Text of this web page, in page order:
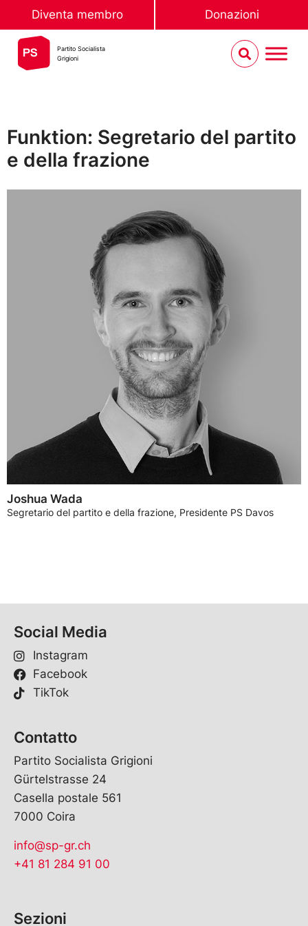
Diventa membro Donazioni
Partito Socialista
Grigioni
Funktion: Segretario del partito
e della frazione
Joshua Wada
Segretario del partito e della frazione, Presidente PS Davos
Social Media
Instagram
Facebook
TikTok
Contatto
Partito Socialista Grigioni
Gürtelstrasse 24
Casella postale 561
7000 Coira
info@sp-gr.ch
+41 81 284 91 00
Sezioni